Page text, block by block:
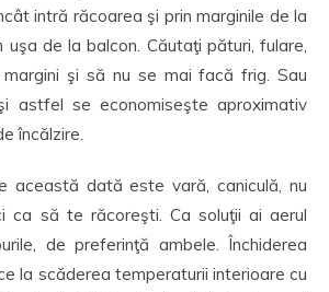
intră răcoarea şi prin marginile de la
uşa de la balcon. Căutaţi pături, fulare,
şi să nu se mai facă frig. Sau
astfel se economiseşte aproximativ
încălzire.
această dată este vară, caniculă, nu
ca să te răcoreşti. Ca soluţii ai aerul
de preferinţă ambele. Închiderea
la scăderea temperaturii interioare cu